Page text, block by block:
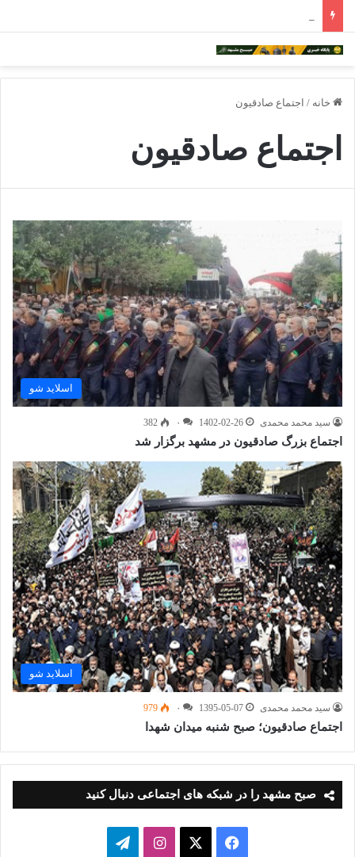
خانه / اجتماع صادقیون
اجتماع صادقیون
اسلاید شو
سید محمد محمدی 1402-02-26 ۰ 382
اجتماع بزرگ صادقیون در مشهد برگزار شد
اسلاید شو
سید محمد محمدی 1395-05-07 ۰ 979
اجتماع صادقیون؛ صبح شنبه میدان شهدا
صبح مشهد را در شبکه های اجتماعی دنبال کنید
فیسبوک ایکساینستاگرامتلگرام